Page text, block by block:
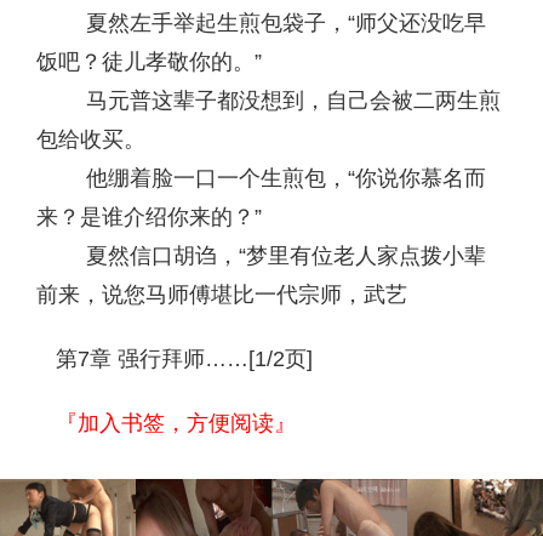
夏然左手举起生煎包袋子，“师父还没吃早
饭吧？徒儿孝敬你的。”
马元普这辈子都没想到，自己会被二两生煎
包给收买。
他绷着脸一口一个生煎包，“你说你慕名而
来？是谁介绍你来的？”
夏然信口胡诌，“梦里有位老人家点拨小辈
前来，说您马师傅堪比一代宗师，武艺
第7章 强行拜师……[1/2页]
『加入书签，方便阅读』